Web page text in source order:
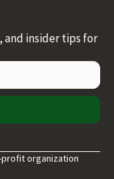
and insider tips for
profit organization